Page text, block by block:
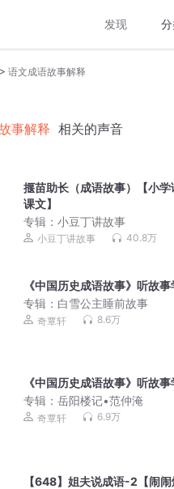
发现
> 语文成语故事解释
事解释 相关的声音
揠苗助长（成语故事）【小学
课文】
专辑： 小豆丁讲故事
小豆丁讲故事 40.8万
《中国历史成语故事》听故
专辑： 白雪公主睡前故事
奇覃轩 8.6万
《中国历史成语故事》听故
专辑： 岳阳楼记•范仲淹
奇覃轩 6.9万
【648】姐夫说成语-2【闹